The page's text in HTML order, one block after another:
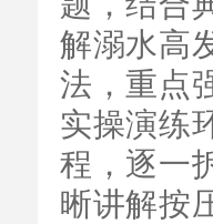
解溺水高
法，重点
实操演练
程，逐一
晰讲解按